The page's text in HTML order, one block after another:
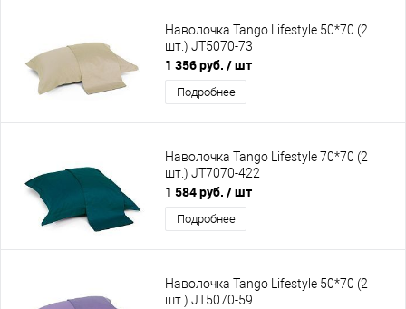
Наволочка Tango Lifestyle 50*70 (2
шт.) JT5070-73
1 356 руб. / шт
Подробнее
Наволочка Tango Lifestyle 70*70 (2
шт.) JT7070-422
1 584 руб. / шт
Подробнее
Наволочка Tango Lifestyle 50*70 (2
шт.) JT5070-59